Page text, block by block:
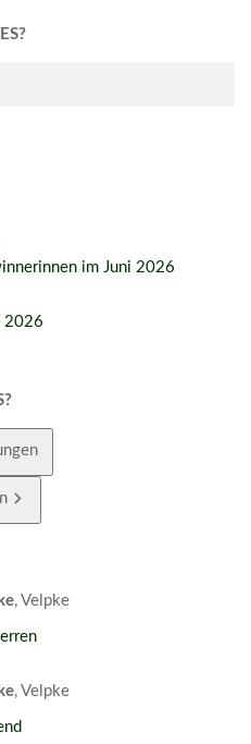
im Juni 2026
2026
, Velpke
, Velpke